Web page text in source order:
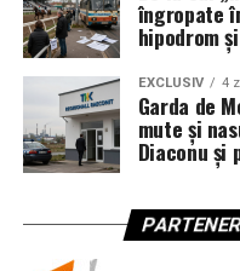
de un stimul vizual
interesantă sau un
expuse corect într-o
conversie mult mai
consumatorului către
transformând
marketing activ care
de promovare.
îngropate
hipodrom
EXCLUSIV 4
Garda de
mute și
Diaconu și